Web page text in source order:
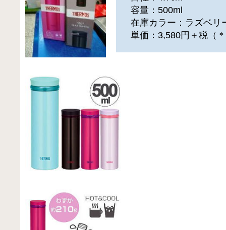
容量：500ml
在庫カラー：ラズベリ
単価：3,580円＋税（